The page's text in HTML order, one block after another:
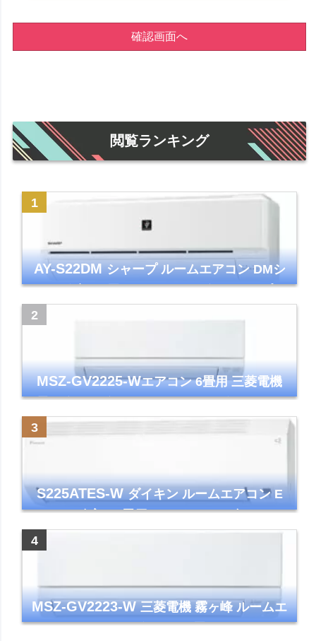
確認画面へ
閲覧ランキング
AY-S22DMシャープ ルームエアコン DMシ
リーズ 主に6畳 ホワイト 2024年モデル プラ
MSZ-GV2225-Wエアコン 6畳用 三菱電機
霧ヶ峰 2025年モデル GVシリーズ ピュアホ
ワイト 清潔 除湿 単相100V
S225ATES-Wダイキン ルームエアコン E
シリーズ 主に6畳用 ホワイト 2025年モデル
MSZ-GV2223-W三菱電機 霧ヶ峰 ルームエ
アコン GVシリーズ おもに6畳用 ピュアホワ